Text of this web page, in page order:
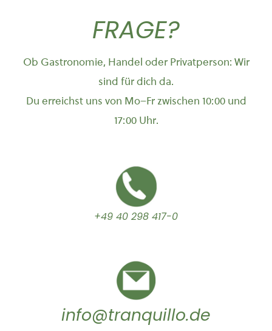
FRAGE?
Ob Gastronomie, Handel oder Privatperson: Wir
sind für dich da.
Du erreichst uns von Mo–Fr zwischen 10:00 und
17:00 Uhr.
+49 40 298 417-0
info@tranquillo.de